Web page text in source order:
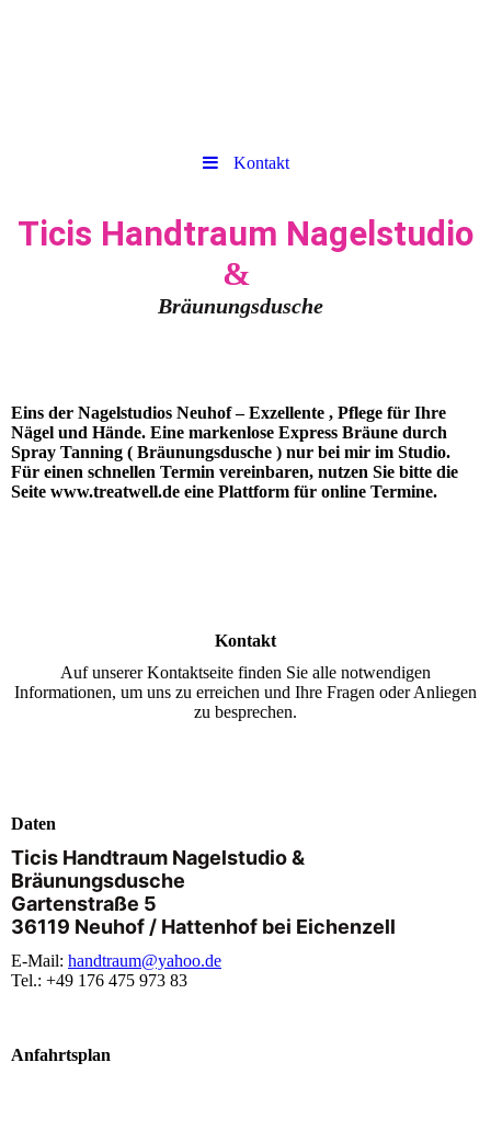
Kontakt
Ticis Handtraum Nagelstudio
&
Bräunungsdusche
Eins der Nagelstudios Neuhof – Exzellente , Pflege für Ihre
Nägel und Hände. Eine markenlose Express Bräune durch
Spray Tanning ( Bräunungsdusche ) nur bei mir im Studio.
Für einen schnellen Termin vereinbaren, nutzen Sie bitte die
Seite www.treatwell.de eine Plattform für online Termine.
Kontakt
Auf unserer Kontaktseite finden Sie alle notwendigen
Informationen, um uns zu erreichen und Ihre Fragen oder Anliegen
zu besprechen.
Daten
Ticis Handtraum Nagelstudio &
Bräunungsdusche
Gartenstraße 5
36119 Neuhof / Hattenhof bei Eichenzell
E-Mail: handtraum@yahoo.de
Tel.: +49 176 475 973 83
Anfahrtsplan